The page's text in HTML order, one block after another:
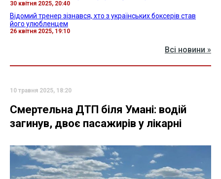
30 квітня 2025, 20:40
Відомий тренер зізнався, хто з українських боксерів став
його улюбленцем
26 квітня 2025, 19:10
Всі новини »
10 травня 2025, 18:20
Смертельна ДТП біля Умані: водій
загинув, двоє пасажирів у лікарні